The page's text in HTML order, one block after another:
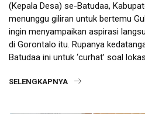
(Kepala Desa) se-Batudaa,
menunggu giliran untuk bertemu
ingin menyampaikan aspirasi
di Gorontalo itu. Rupanya
Batudaa ini untuk ‘curhat’ soal
SELENGKAPNYA